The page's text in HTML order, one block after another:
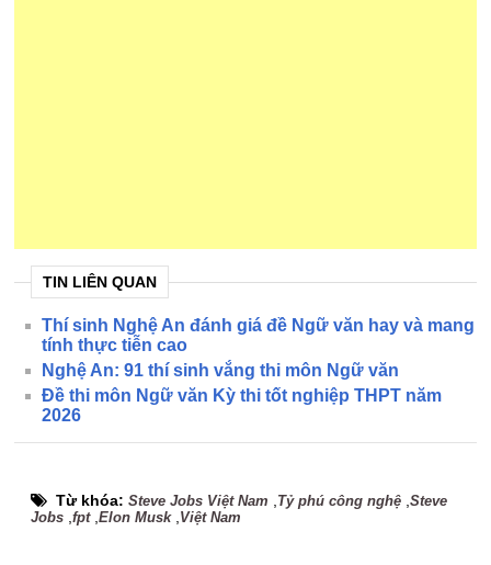
TIN LIÊN QUAN
Thí sinh Nghệ An đánh giá đề Ngữ văn hay và mang
tính thực tiễn cao
Nghệ An: 91 thí sinh vắng thi môn Ngữ văn
Đề thi môn Ngữ văn Kỳ thi tốt nghiệp THPT năm
2026
Từ khóa:Steve Jobs Việt Nam Tỷ phú công nghệ ,Steve
Jobs ,fpt,Elon Musk, Việt Nam